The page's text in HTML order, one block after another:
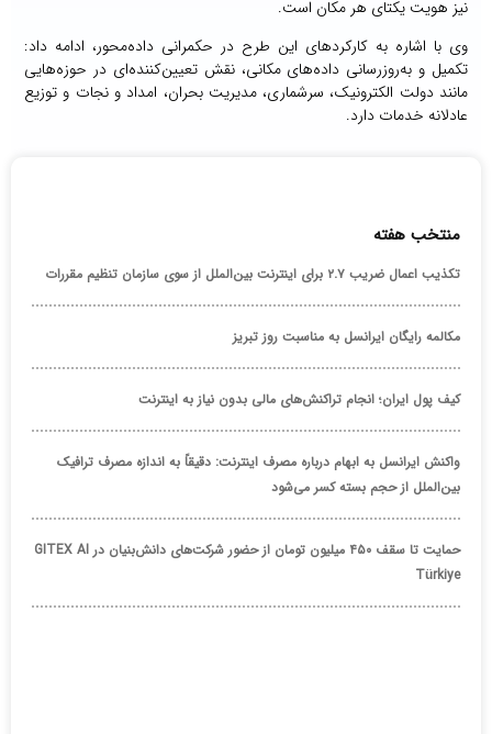
نیز هویت یکتای هر مکان است.
وی با اشاره به کارکردهای این طرح در حکمرانی داده‌محور، ادامه داد:
تکمیل و به‌روزرسانی داده‌های مکانی، نقش تعیین‌کننده‌ای در حوزه‌هایی
مانند دولت الکترونیک، سرشماری، مدیریت بحران، امداد و نجات و توزیع
عادلانه خدمات دارد.
منتخب هفته
تکذیب اعمال ضریب ۲.۷ برای اینترنت بین‌الملل از سوی سازمان تنظیم مقررات
مکالمه رایگان ایرانسل به مناسبت روز تبریز
کیف پول ایران؛ انجام تراکنش‌های مالی بدون نیاز به اینترنت
واکنش ایرانسل به ابهام درباره مصرف اینترنت: دقیقاً به اندازه مصرف ترافیک
بین‌الملل از حجم بسته کسر می‌شود
حمایت تا سقف ۴۵۰ میلیون تومان از حضور شرکت‌های دانش‌بنیان در GITEX AI
Türkiye